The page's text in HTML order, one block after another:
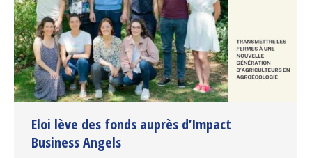
Eloi lève des fonds auprès d’Impact
Business Angels